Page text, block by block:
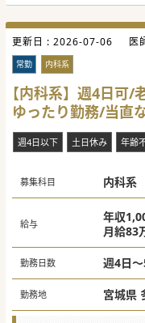
慣れて頂いたら二重
■自身の習熟度に応
理なく、確実に経験
す。
■基本的に美容外科領
の意向次第では美容皮
能です。
【医療機関情報】
■業界トップクラスの
を展開し、今後も拡
■形成外科ご出身の方
学術研究も積極的に
特徴。
た上でお話を進め、入
実施中。
#年度内入職可 #秋
更新日 : 2026-07-06 医
常勤 内科系
【内科系】週4日可
ゆったり勤務/当直
週4日以下 土日休み 年齢
募集科目 内科系
給与
年収
月給83
勤務日数 週4日
勤務地